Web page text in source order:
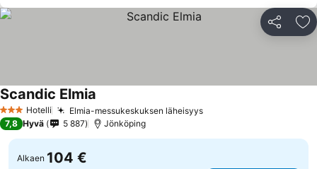
Jaa
3 Tähtiluokitus
Hotelli Elmia-messukeskuksen läheisyys
Scandic Elmia
7,8 Hyvä 5 887 Jönköping
Alkaen 104 €